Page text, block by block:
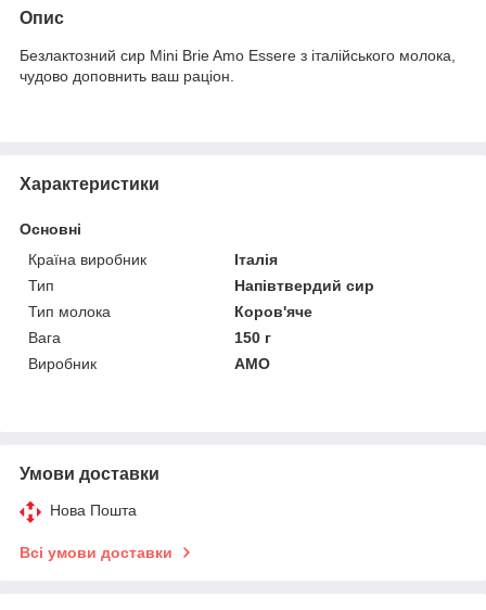
Опис
Безлактозний сир Mini Brie Amo Esserе з італійського молока,
чудово доповнить ваш раціон.
Характеристики
Основні
Країна виробник
Італія
Тип
Напівтвердий сир
Тип молока
Коров'яче
Вага
150 г
Виробник
AMO
Умови доставки
Нова Пошта
Всі умови доставки